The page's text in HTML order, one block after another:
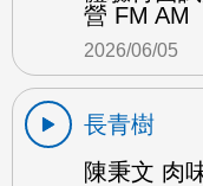
營 FM AM
2026/06/05
長青樹
陳秉文 肉